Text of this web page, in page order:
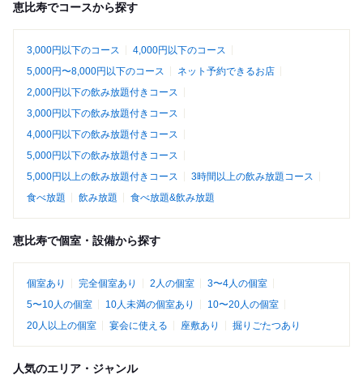
恵比寿でコースから探す
3,000円以下のコース
4,000円以下のコース
5,000円〜8,000円以下のコース
ネット予約できるお店
2,000円以下の飲み放題付きコース
3,000円以下の飲み放題付きコース
4,000円以下の飲み放題付きコース
5,000円以下の飲み放題付きコース
5,000円以上の飲み放題付きコース
3時間以上の飲み放題コース
食べ放題
飲み放題 食べ放題&飲み放題
恵比寿で個室・設備から探す
個室あり 完全個室あり 2人の個室
3〜4人の個室
5〜10人の個室
10人未満の個室あり
10〜20人の個室
20人以上の個室
宴会に使える 座敷あり 掘りごたつあり
人気のエリア・ジャンル